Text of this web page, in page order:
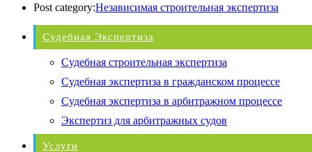
Post category:Независимая строительная экспертиза
Судебная Экспертиза
Судебная строительная экспертиза
Судебная экспертиза в гражданском процессе
Судебная экспертиза в арбитражном процессе
Экспертиз для арбитражных судов
Услуги